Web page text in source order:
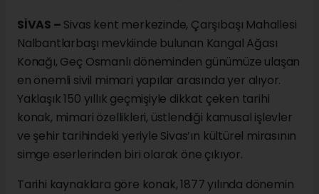
SİVAS – Sivas kent merkezinde, Çarşıbaşı Mahallesi
Nalbantlarbaşı mevkiinde bulunan Kangal Ağası
Konağı, Geç Osmanlı döneminden günümüze ulaşan
en önemli sivil mimari yapılar arasında yer alıyor.
Yaklaşık 150 yıllık geçmişiyle dikkat çeken tarihi
konak, mimari özellikleri, üstlendiği kamusal işlevler
ve şehir tarihindeki yeriyle Sivas’ın kültürel mirasının
simge eserlerinden biri olarak öne çıkıyor.
Tarihi kaynaklara göre konak, 1877 yılında dönemin